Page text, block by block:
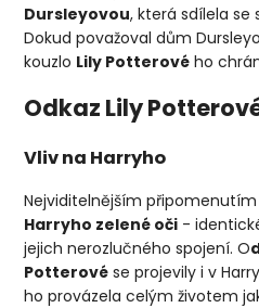
Dursleyovou, která sdílela se
Dokud považoval dům
kouzlo Lily Potterové ho
Odkaz Lily
Vliv na Harryho
Nejviditelnějším
Harryho zelené oči -
jejich nerozlučného spojení. O
Potterové se projevily i v
ho provázela celým životem